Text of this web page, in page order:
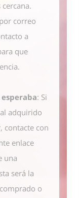
correo
a
que
: Si
adquirido
contacte con
enlace
una
será la
o